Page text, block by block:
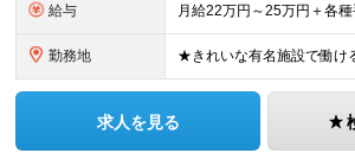
給与
勤務地
求人を見る